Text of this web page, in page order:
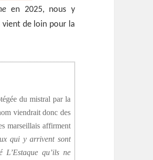
en 2025, nous y
vient de loin pour la
du mistral par la
viendrait donc des
marseillais affirment
qui y arrivent sont
qu’ils ne